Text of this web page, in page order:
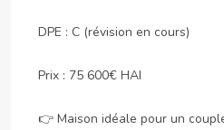
DPE : C (révision en cours)
Prix : 75 600€ HAI
👉 Maison idéale pour un